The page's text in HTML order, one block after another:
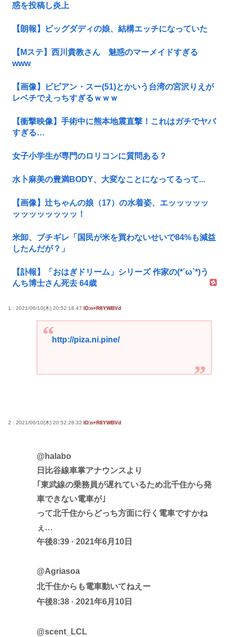
惑を投稿し炎上
【朗報】ビッグダディの娘、結構エッチになっていた
【Mステ】西川貴教さん 魅惑のマーメイドすぎる
www
【画像】ビビアン・スー(51)とかいう台湾の宮沢りえが
レベチでえっちすぎるｗｗｗ
【衝撃映像】手術中に熊本地震直撃！これはガチでヤバ
すぎる…
女子小学生が専門のロリコンに質問ある？
水卜麻美の豊満BODY、大変なことになってるって...
【画像】辻ちゃんの娘（17）の水着姿、エッッッッッ
ッッッッッッッッ！
米卸、ブチギレ「国民が米を買わないせいで84%も減益
したんだが？」
【訃報】「おはぎドリーム」シリーズ 作家の(*´ω`*)う
んち博士さん死去 64歳
1 : 2021/06/10(木) 20:52:18.47 ID:n+R8YWBVd
http://piza.ni.pine/
2 : 2021/06/10(木) 20:52:28.32 ID:n+R8YWBVd
@halabo
日比谷線車掌アナウンスより
｢東武線の乗務員が遅れているため北千住から発
車できない電車が｣
って北千住からどっち方面に行く電車ですかね
ぇ…
午後8:39 · 2021年6月10日
@Agriasoa
北千住からも電車動いてねえー
午後8:38 · 2021年6月10日
@scent_LCL